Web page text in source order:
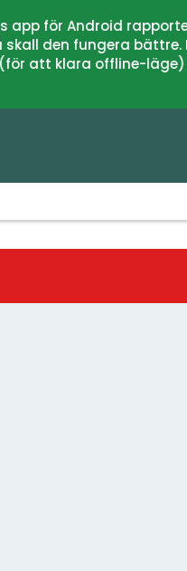
app för Android
den fungera
att klara offline-